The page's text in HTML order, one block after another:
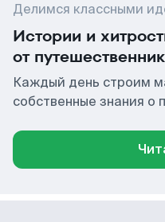
Делимся классными
Истории и
от
Каждый день строим
собственные знания о